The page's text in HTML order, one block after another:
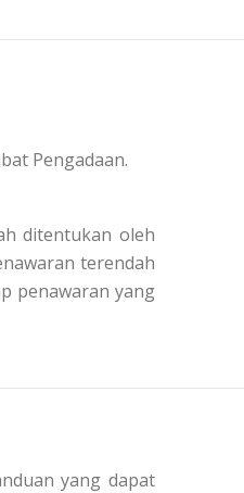
Pengadaan.
ditentukan oleh
terendah
penawaran yang
yang dapat